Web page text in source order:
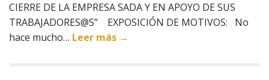
CIERRE DE LA EMPRESA SADA Y EN APOYO DE SUS
TRABAJADORES@S” EXPOSICIÓN DE MOTIVOS: No
hace mucho… Leer más →